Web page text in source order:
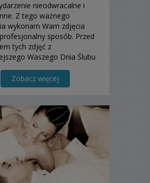
nieodwracalne i
Z tego ważnego
wykonam Wam zdjęcia
sposób. Przed
tych zdjęć z
Waszego Dnia Ślubu
wszystkie sprawy związane z
Waszej
Zobacz więcej